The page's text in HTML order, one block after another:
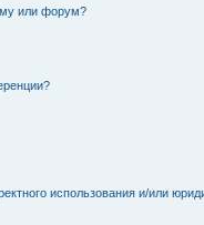
или форум?
использования и/или